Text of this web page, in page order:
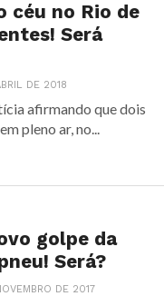
céu no Rio de
Será
DE 2018
afirmando que dois
pleno ar, no...
golpe da
Será?
DE 2017